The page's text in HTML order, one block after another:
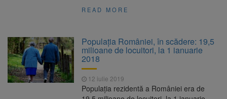
READ MORE
Populaţia României, în scădere: 19,5
milioane de locuitori, la 1 ianuarie
2018
12 iulie 2019
Populaţia rezidentă a României era de